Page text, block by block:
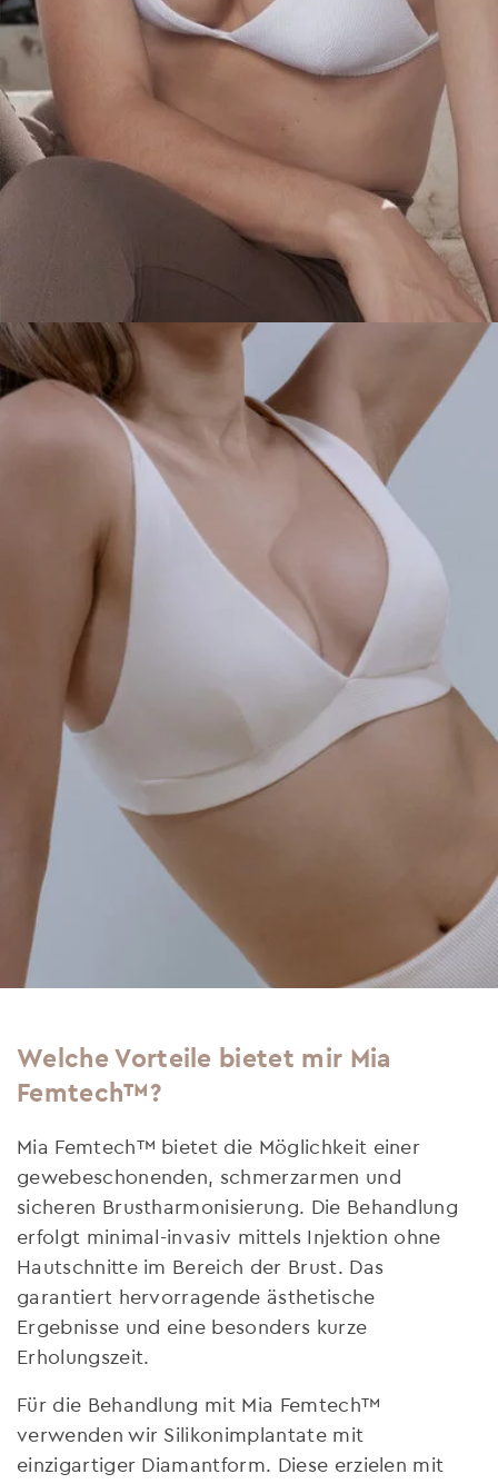
Welche Vorteile bietet mir Mia
Femtech™?
Mia Femtech™ bietet die Möglichkeit einer
gewebeschonenden, schmerzarmen und
sicheren Brustharmonisierung. Die Behandlung
erfolgt minimal-invasiv mittels Injektion ohne
Hautschnitte im Bereich der Brust. Das
garantiert hervorragende ästhetische
Ergebnisse und eine besonders kurze
Erholungszeit.
Für die Behandlung mit Mia Femtech™
verwenden wir Silikonimplantate mit
einzigartiger Diamantform. Diese erzielen mit